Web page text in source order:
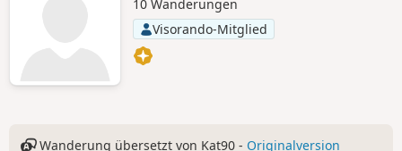
10 Wanderungen
Visorando-Mitglied
Wanderung übersetzt von Kat90 - Originalversion